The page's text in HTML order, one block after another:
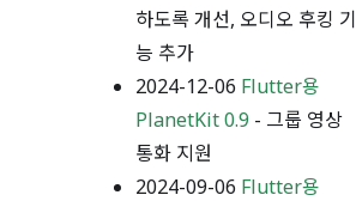
하도록 개선, 오디오 후킹 기
능 추가
2024-12-06 Flutter용
PlanetKit 0.9 - 그룹 영상
통화 지원
2024-09-06 Flutter용